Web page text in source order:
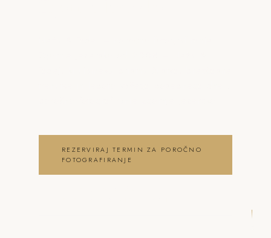
REZERVIRAJ TERMIN ZA POROČNO
FOTOGRAFIRANJE